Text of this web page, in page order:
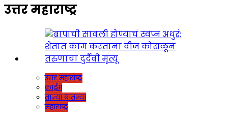
उत्तर महाराष्ट्र
उत्तर महाराष्ट्र
क्राईम
ताज्या बातम्या
महाराष्ट्र